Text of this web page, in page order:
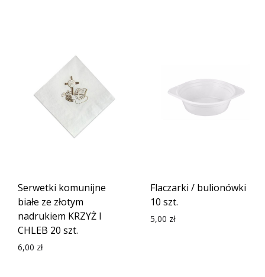
Serwetki komunijne
białe ze złotym
nadrukiem KRZYŻ I
CHLEB 20 szt.
6,00 zł
Flaczarki / bulionówki
10 szt.
5,00 zł